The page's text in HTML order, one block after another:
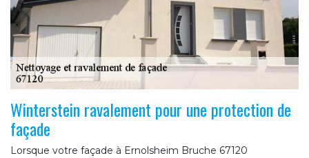
Winterstein ravalement pour une protection de
façade
Lorsque votre façade à Ernolsheim Bruche 67120